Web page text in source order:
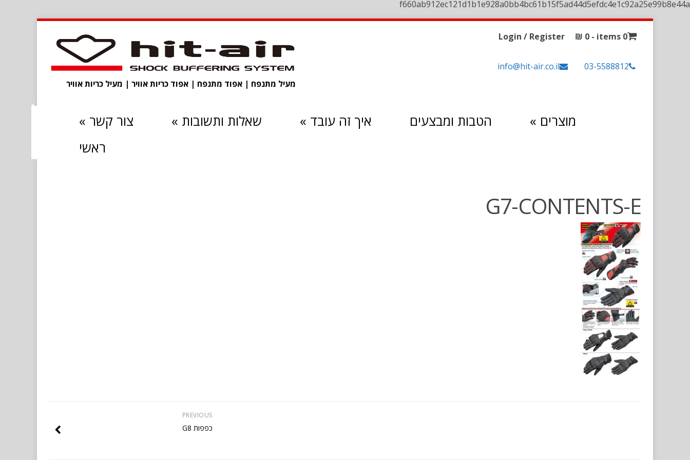
f660ab912ec121d1b1e928a0bb4bc61b15f5ad44d5efdc4e1c92a25e99b8e44a
מעיל מתנפח | אפוד מתנפח | אפוד כריות אוויר | מעיל כריות אוויר
0 items -
₪ 0
Login / Register
03-5588812
info@hit-air.co.il
צור קשר » שאלות ותשובות » איך זה עובד » הטבות ומבצעים מוצרים »
ראשי
G7-CONTENTS-E
PREVIOUS
כפפות G8